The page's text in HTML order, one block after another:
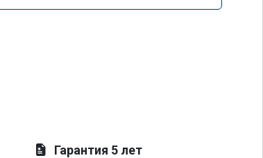
Гарантия 5 лет